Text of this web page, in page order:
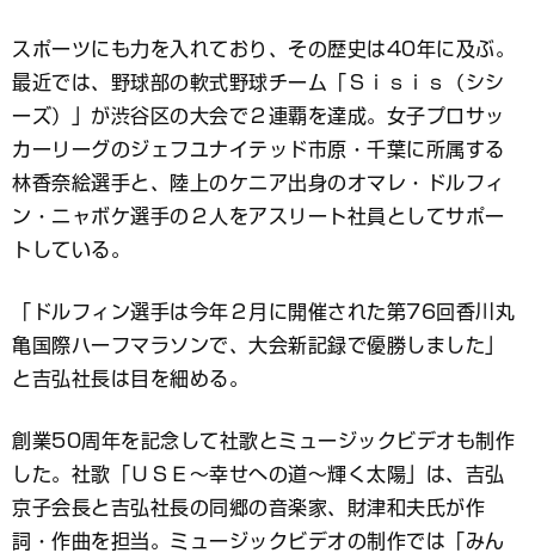
スポーツにも力を入れており、その歴史は40年に及ぶ。
最近では、野球部の軟式野球チーム「Ｓｉｓｉｓ（シシ
ーズ）」が渋谷区の大会で２連覇を達成。女子プロサッ
カーリーグのジェフユナイテッド市原・千葉に所属する
林香奈絵選手と、陸上のケニア出身のオマレ・ドルフィ
ン・ニャボケ選手の２人をアスリート社員としてサポー
トしている。
「ドルフィン選手は今年２月に開催された第76回香川丸
亀国際ハーフマラソンで、大会新記録で優勝しました」
と吉弘社長は目を細める。
創業50周年を記念して社歌とミュージックビデオも制作
した。社歌「ＵＳＥ～幸せへの道～輝く太陽」は、吉弘
京子会長と吉弘社長の同郷の音楽家、財津和夫氏が作
詞・作曲を担当。ミュージックビデオの制作では「みん